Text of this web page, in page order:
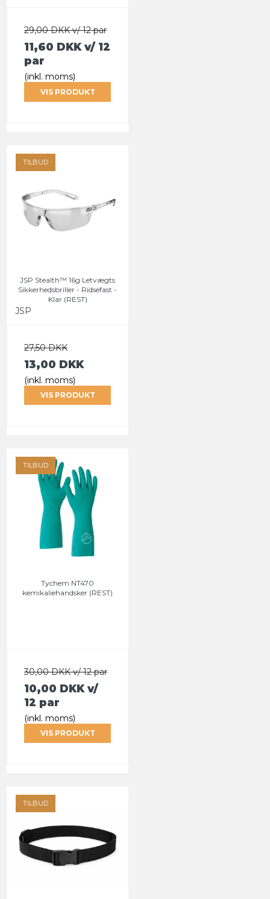
29,00 DKK v/ 12 par
11,60 DKKv/ 12
par
(inkl. moms)
VIS PRODUKT
TILBUD
JSP Stealth™ 16g Letvægts
Sikkerhedsbriller - Ridsefast -
Klar (REST)
JSP
27,50 DKK
13,00 DKK
(inkl. moms)
VIS PRODUKT
TILBUD
Tychem NT470
kemikaliehandsker (REST)
30,00 DKK v/ 12 par
10,00 DKKv/
12 par
(inkl. moms)
VIS PRODUKT
TILBUD